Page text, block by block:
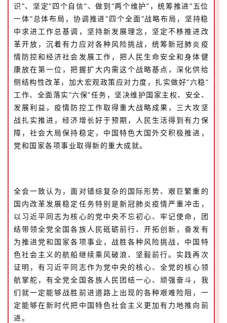
识”、坚定“四个自信”、做到“两个维护”，统筹推进“五位
一体”总体布局，协调推进“四个全面”战略布局，坚持稳
中求进工作总基调，坚持新发展理念，坚定不移推进改
革开放，沉着有力应对各种风险挑战，统筹新冠肺炎疫
情防控和经济社会发展工作，把人民生命安全和身体健
康放在第一位，把握扩大内需这个战略基点，深化供给
侧结构性改革，加大宏观政策应对力度，扎实做好“六稳”
工作、全面落实“六保”任务，坚决维护国家主权、安全、
发展利益，疫情防控工作取得重大战略成果，三大攻坚
战扎实推进，经济增长好于预期，人民生活得到有力保
障，社会大局保持稳定，中国特色大国外交积极推进，
党和国家各项事业取得新的重大成就。
全会一致认为，面对错综复杂的国际形势、艰巨繁重的
国内改革发展稳定任务特别是新冠肺炎疫情严重冲击，
以习近平同志为核心的党中央不忘初心、牢记使命，团
结带领全党全国各族人民砥砺前行、开拓创新，奋发有
为推进党和国家各项事业，战胜各种风险挑战，中国特
色社会主义的航船继续乘风破浪、坚毅前行。实践再次
证明，有习近平同志作为党中央的核心、全党的核心领
航掌舵，有全党全国各族人民团结一心、顽强奋斗，我
们就一定能够战胜前进道路上出现的各种艰难险阻，一
定能够在新时代把中国特色社会主义更加有力地推向前
进。